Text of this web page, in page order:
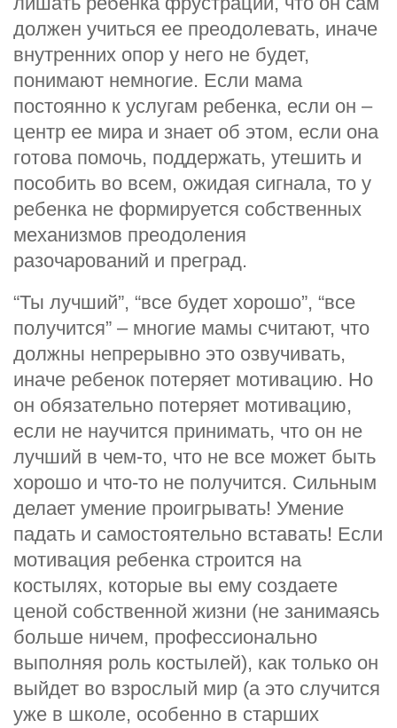
должен учиться ее преодолевать, иначе
внутренних опор у него не будет,
понимают немногие. Если мама
постоянно к услугам ребенка, если он –
центр ее мира и знает об этом, если она
готова помочь, поддержать, утешить и
пособить во всем, ожидая сигнала, то у
ребенка не формируется собственных
механизмов преодоления
разочарований и преград.
“Ты лучший”, “все будет хорошо”, “все
получится” – многие мамы считают, что
должны непрерывно это озвучивать,
иначе ребенок потеряет мотивацию. Но
он обязательно потеряет мотивацию,
если не научится принимать, что он не
лучший в чем-то, что не все может быть
хорошо и что-то не получится. Сильным
делает умение проигрывать! Умение
падать и самостоятельно вставать! Если
мотивация ребенка строится на
костылях, которые вы ему создаете
ценой собственной жизни (не занимаясь
больше ничем, профессионально
выполняя роль костылей), как только он
выйдет во взрослый мир (а это случится
уже в школе, особенно в старших